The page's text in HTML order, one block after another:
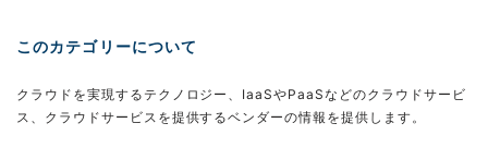
このカテゴリーについて
クラウドを実現するテクノロジー、IaaSやPaaSなどのクラウドサービ
ス、クラウドサービスを提供するベンダーの情報を提供します。